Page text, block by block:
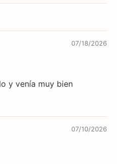
07/18/2026
y venía muy bien
07/10/2026